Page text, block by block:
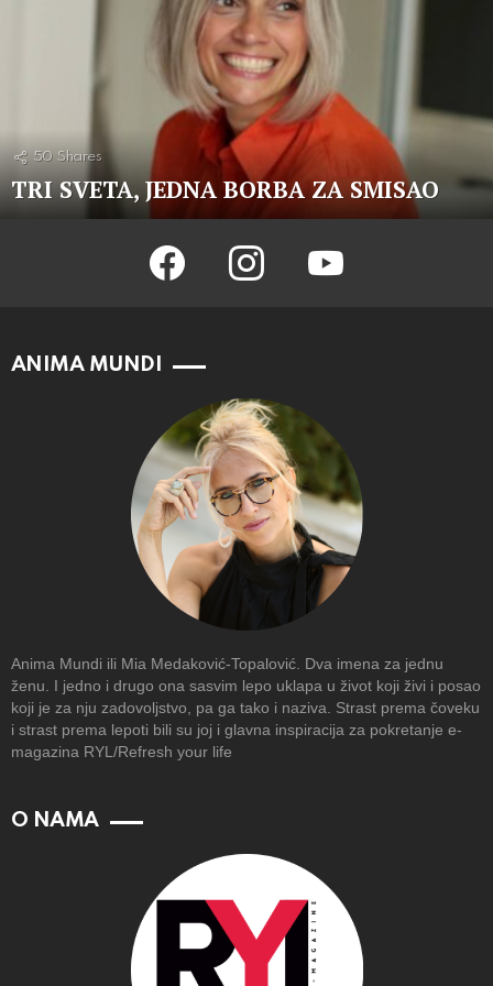
50 Shares
TRI SVETA, JEDNA BORBA ZA SMISAO
facebook instagram youtube
ANIMA MUNDI
Anima Mundi ili Mia Medaković-Topalović. Dva imena za jednu
ženu. I jedno i drugo ona sasvim lepo uklapa u život koji živi i posao
koji je za nju zadovoljstvo, pa ga tako i naziva. Strast prema čoveku
i strast prema lepoti bili su joj i glavna inspiracija za pokretanje e-
magazina RYL/Refresh your life
O NAMA